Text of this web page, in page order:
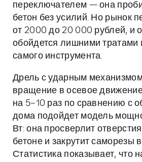
переключателем — она
бетон без усилий. Но рынок
от 2000 до 20 000 рублей, и
обойдется лишними тратами
самого инструмента.
Дрель с ударным
вращение в осевое
на 5–10 раз по сравнению с
дома подойдет модель
Вт: она просверлит
бетоне и закрутит саморезы
Статистика показывает, что